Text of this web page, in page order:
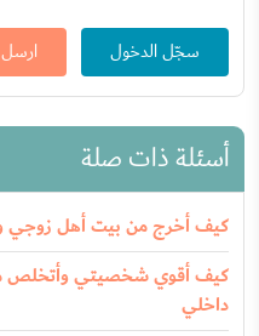
سجّل الدخول
أسئلة ذات صلة
كيف أخرج من بيت أهل زوجي
كيف أقوي شخصيتي وأتخلص
داخلي